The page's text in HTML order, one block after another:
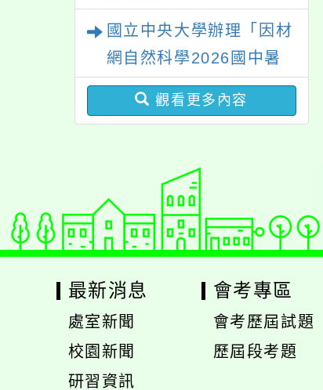
國立中央大學辦理「因材
網自然科學2026國中暑
期課程」
觀看更多內容
最新消息
處室新聞
校園新聞
研習資訊
會考專區
會考歷屆試題
歷屆段考題